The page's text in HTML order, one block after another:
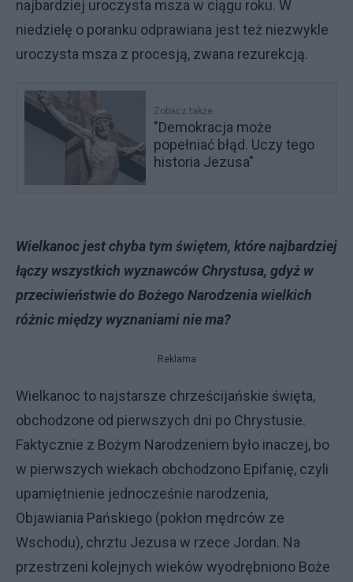
najbardziej uroczysta msza w ciągu roku. W
niedzielę o poranku odprawiana jest też niezwykle
uroczysta msza z procesją, zwana rezurekcją.
Zobacz także
"Demokracja może
popełniać błąd. Uczy tego
historia Jezusa"
Wielkanoc jest chyba tym świętem, które najbardziej
łączy wszystkich wyznawców Chrystusa, gdyż w
przeciwieństwie do Bożego Narodzenia wielkich
różnic między wyznaniami nie ma?
Reklama
Wielkanoc to najstarsze chrześcijańskie święta,
obchodzone od pierwszych dni po Chrystusie.
Faktycznie z Bożym Narodzeniem było inaczej, bo
w pierwszych wiekach obchodzono Epifanię, czyli
upamiętnienie jednocześnie narodzenia,
Objawiania Pańskiego (pokłon mędrców ze
Wschodu), chrztu Jezusa w rzece Jordan. Na
przestrzeni kolejnych wieków wyodrębniono Boże